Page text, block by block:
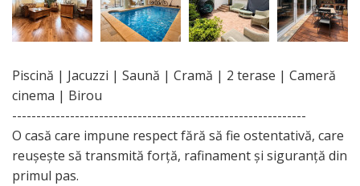
Piscină | Jacuzzi | Saună | Cramă | 2 terase | Cameră
cinema | Birou
-------------------------------------------------------------
O casă care impune respect fără să fie ostentativă, care
reușește să transmită forță, rafinament și siguranță din
primul pas.